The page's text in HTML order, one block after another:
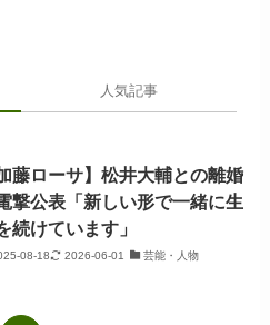
人気記事
加藤ローサ】松井大輔との離婚
撃公表「新しい形で一緒に生
続けています」
08-18 2026-06-01 芸能・人物